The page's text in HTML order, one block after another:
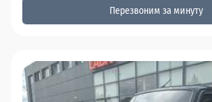
Перезвоним за минуту